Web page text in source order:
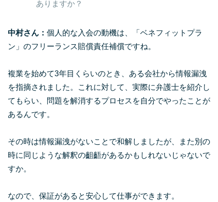
ありますか？
中村さん： 個人的な入会の動機は、「ベネフィットプラ
ン」のフリーランス賠償責任補償ですね。
複業を始めて3年目くらいのとき、ある会社から情報漏洩
を指摘されました。これに対して、実際に弁護士を紹介し
てもらい、問題を解消するプロセスを自分でやったことが
あるんです。
その時は情報漏洩がないことで和解しましたが、また別の
時に同じような解釈の齟齬があるかもしれないじゃないで
すか。
なので、保証があると安心して仕事ができます。